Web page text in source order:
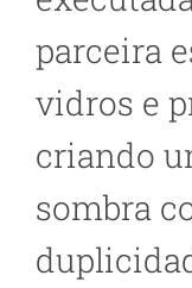
parceira
vidros e
criando
sombra